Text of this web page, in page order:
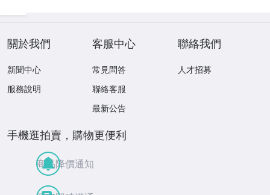
關於我們
新聞中心
服務說明
客服中心
常見問答
聯絡客服
最新公告
聯絡我們
人才招募
手機逛拍賣，購物更便利
商品降價通知